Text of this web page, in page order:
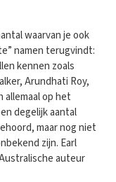
waarvan je ook
namen terugvindt:
kennen zoals
Arundhati Roy,
allemaal op het
degelijk aantal
maar nog niet
zijn. Earl
auteur